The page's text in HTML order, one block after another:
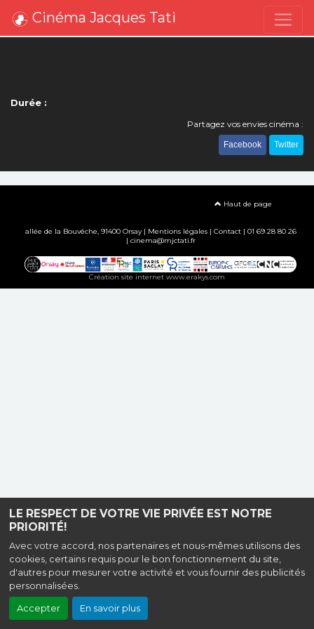
LE RESPECT DE VOTRE VIE PRIVÉE EST NOTRE
PRIORITÉ!
Avec votre accord, nos partenaires et nous-mêmes utilisons des
cookies, certains requis pour le bon fonctionnement du site,
d'autres pour mesurer votre activité et vous fournir des publicités
personnalisées.
Accepter En savoir plus
Cinéma Jacques Tati
Durée :
Partagez vos envies cinéma :
Facebook Twitter
Haut de page
allée de la Bouvêche, 91400 Orsay | Mentions légales| Contact| 01 69 28 80 26
| cinema@mjctati.fr
Création site internet www.erakys.com